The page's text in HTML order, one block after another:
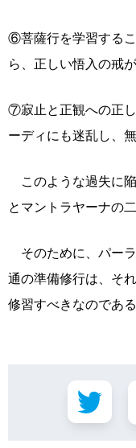
⑥菩薩行を学習する
ら、正しい悟入の戒
⑦寂止と正観への正
ーディにも迷乱し、
このような過失に
とマントラヤーナの
そのために、パー
通の準備修行は、そ
修習すべきなのである